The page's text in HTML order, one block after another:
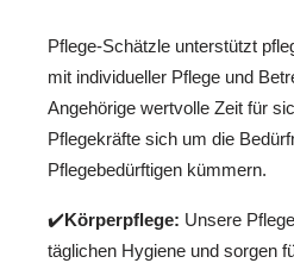
Pflege-Schätzle unterstützt
mit individueller Pflege und
Angehörige wertvolle Zeit für
Pflegekräfte sich um die
Pflegebedürftigen kümmern.
✔️Körperpflege: Unsere
täglichen Hygiene und sorgen